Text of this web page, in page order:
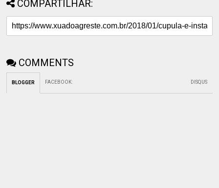
COMPARTILHAR:
COMMENTS
BLOGGER FACEBOOK: DISQUS